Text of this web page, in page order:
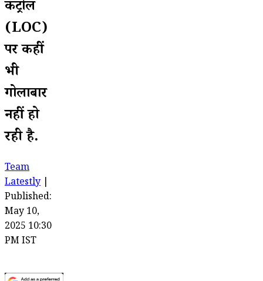
कंट्रोल
(LOC)
पर कहीं
भी
गोलाबारी
नहीं हो
रही है.
Team
Latestly
Published:
May 10,
2025 10:30
PM IST